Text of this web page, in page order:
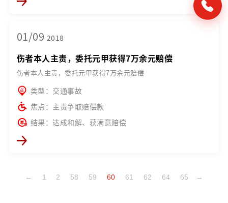
01/09 2018
伤者本人主责，委托元甲获得7万余元赔偿
伤者本人主责，委托元甲获得7万余元赔偿
类型：交通事故
焦点：主责争取赔偿款
结果：达成和解、获满意赔偿
← 1 2 58 59 60 61 62 64 65 →